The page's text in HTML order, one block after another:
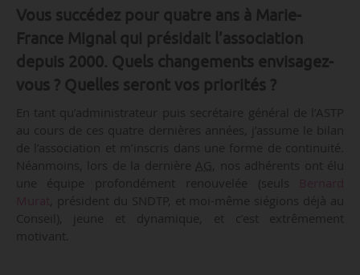
Vous succédez pour quatre ans à Marie-
France Mignal qui présidait l’association
depuis 2000. Quels changements envisagez-
vous ? Quelles seront vos priorités ?
En tant qu’administrateur puis secrétaire général de l’ASTP
au cours de ces quatre dernières années, j’assume le bilan
de l’association et m’inscris dans une forme de continuité.
Néanmoins, lors de la dernière AG
, nos adhérents ont élu
une équipe profondément renouvelée (seuls
, président du SNDTP, et moi-même siégions déjà au
Conseil), jeune et dynamique, et c’est extrêmement
motivant.